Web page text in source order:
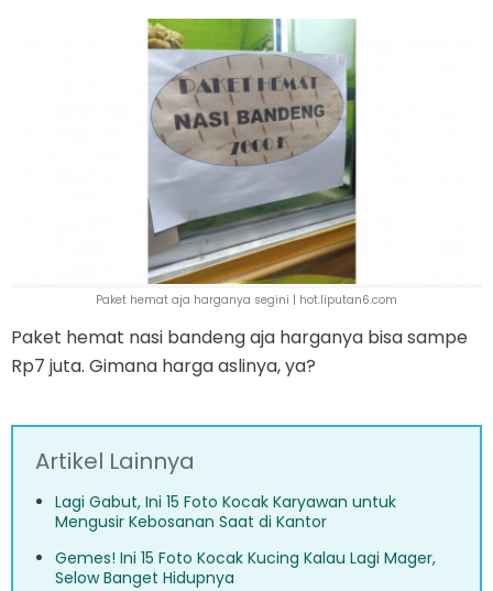
Paket hemat aja harganya segini | hot.liputan6.com
Paket hemat nasi bandeng aja harganya bisa sampe
Rp7 juta. Gimana harga aslinya, ya?
Artikel Lainnya
Lagi Gabut, Ini 15 Foto Kocak Karyawan untuk
Mengusir Kebosanan Saat di Kantor
Gemes! Ini 15 Foto Kocak Kucing Kalau Lagi Mager,
Selow Banget Hidupnya